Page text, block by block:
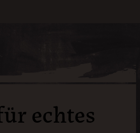
echtes